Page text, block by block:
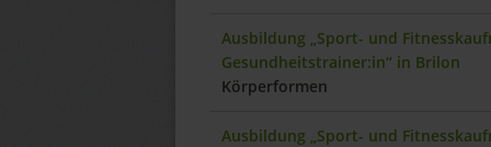
Ausbildung „Sport- und
Gesundheitstrainer:in“ in Brilon
Körperformen
Ausbildung „Sport- und